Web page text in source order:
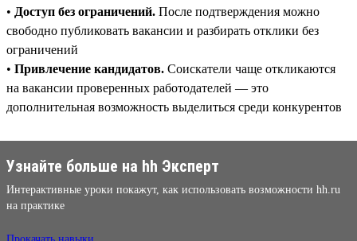
• Доступ без ограничений. После подтверждения можно
свободно публиковать вакансии и разбирать отклики без
ограничений
• Привлечение кандидатов. Соискатели чаще откликаются
на вакансии проверенных работодателей — это
дополнительная возможность выделиться среди конкурентов
Узнайте больше на hh Эксперт
Интерактивные уроки покажут, как использовать возможности hh.ru
на практике